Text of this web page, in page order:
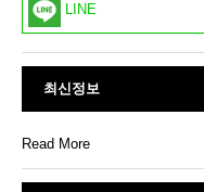
LINE
최신정보
Read More